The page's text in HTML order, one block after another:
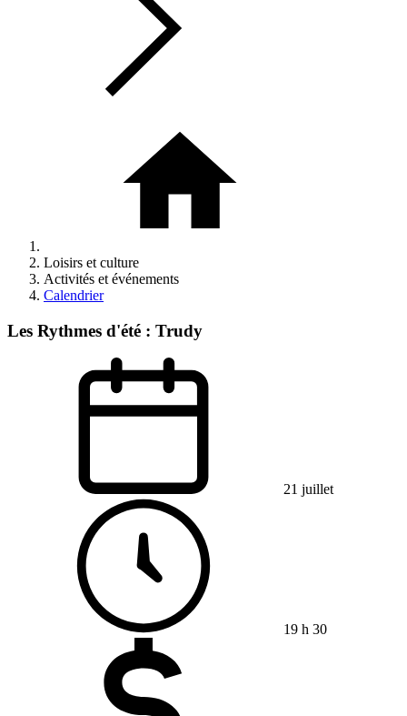
Loisirs et culture
Activités et événements
Calendrier
Les Rythmes d'été : Trudy
21 juillet
19 h 30